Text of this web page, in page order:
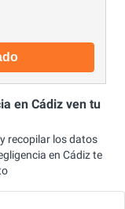
en Cádiz ven tu
recopilar los datos
en Cádiz te